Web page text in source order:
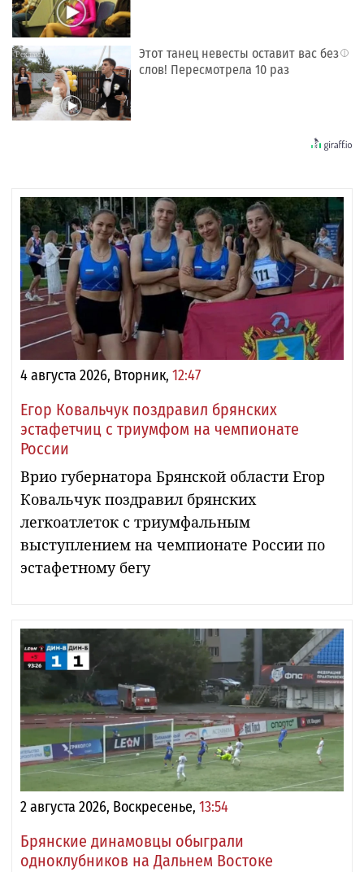
i
Этот танец невесты оставит вас без
слов! Пересмотрела 10 раз
4 августа 2026, Вторник, 12:47
Егор Ковальчук поздравил брянских
эстафетчиц с триумфом на чемпионате
России
Врио губернатора Брянской области Егор
Ковальчук поздравил брянских
легкоатлеток с триумфальным
выступлением на чемпионате России по
эстафетному бегу
2 августа 2026, Воскресенье, 13:54
Брянские динамовцы обыграли
одноклубников на Дальнем Востоке